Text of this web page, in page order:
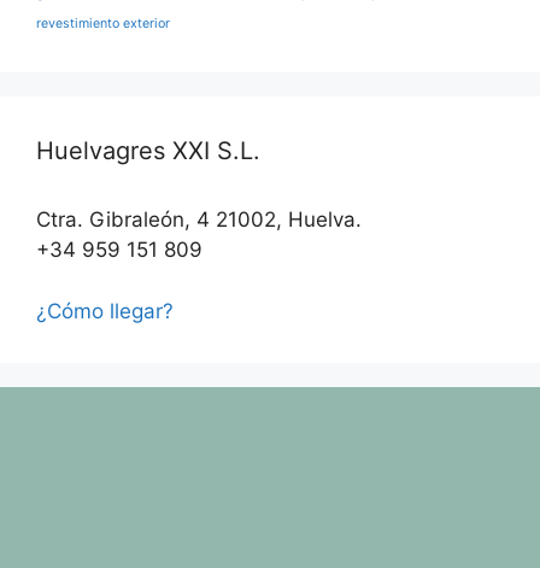
revestimiento exterior
Huelvagres XXI S.L.
Ctra. Gibraleón, 4 21002, Huelva.
+34 959 151 809
¿Cómo llegar?